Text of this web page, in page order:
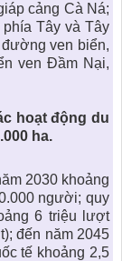
cảng Cà Ná;
Tây và Tây
ven biển,
ven Đầm Nại,
hoạt động du
ha.
2030 khoảng
người; quy
6 triệu lượt
đến năm 2045
tế khoảng 2,5